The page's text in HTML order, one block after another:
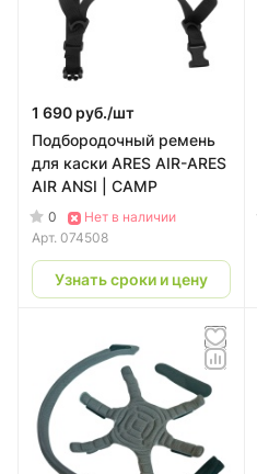
1 690 руб./шт
Подбородочный ремень
для каски ARES AIR-ARES
AIR ANSI | CAMP
0
Нет в наличии
Арт. 074508
Узнать сроки и цену